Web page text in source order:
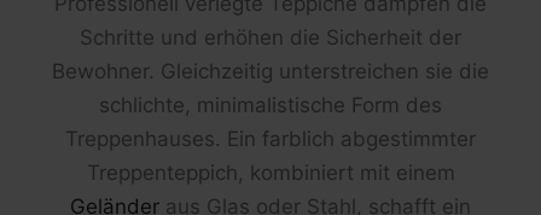
Schritte und erhöhen die Sicherheit der
Bewohner. Gleichzeitig unterstreichen sie die
schlichte, minimalistische Form des
Treppenhauses. Ein farblich abgestimmter
Treppenteppich, kombiniert mit einem
Geländer aus Glas oder Stahl, schafft ein